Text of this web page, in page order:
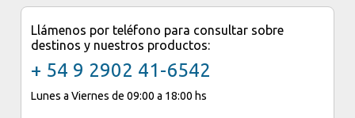
Llámenos por teléfono para consultar sobre
destinos y nuestros productos:
+ 54 9 2902 41-6542
Lunes a Viernes de 09:00 a 18:00 hs